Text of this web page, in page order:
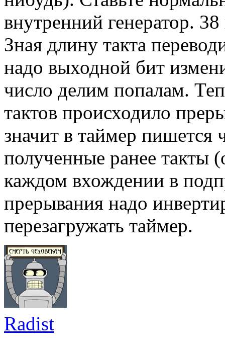
внутренний генератор.
Зная длину такта
надо выходной бит
число делим попалам.
тактов происходило
значит в таймер
полученные ранее такты
каждом вхождении в
прерывания надо
перезагружать таймер.
Radist